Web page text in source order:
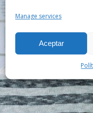
Manage services
Aceptar